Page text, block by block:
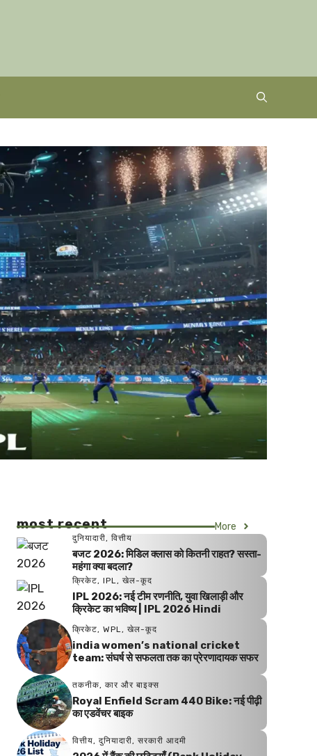
most recent More
दुनियादारी, वित्तीय
बजट 2026: मिडिल क्लास को कितनी राहत? सस्ता-
महंगा क्या बदला?
क्रिकेट, IPL, खेल-कूद
IPL 2026: नई टीम रणनीति, युवा खिलाड़ी और
क्रिकेट का भविष्य | IPL 2026 Hindi
क्रिकेट, WPL, खेल-कूद
india women’s national cricket
team: संघर्ष से सफलता तक का प्रेरणादायक सफर
तकनीक, कार और बाइक्स
Royal Enfield Scram 440 Bike: नई पीढ़ी
का एडवेंचर बाइक
वित्तीय, दुनियादारी, सरकारी आदमी